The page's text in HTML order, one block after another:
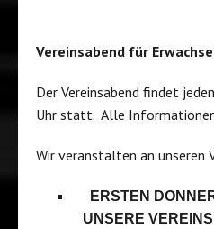
Vereinsabend für
Der Vereinsabend findet
Uhr statt. Alle
Wir veranstalten an unseren
ERSTEN
UNSERE